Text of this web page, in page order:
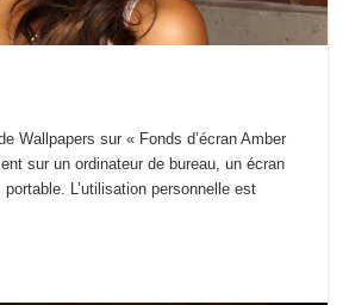
Wallpapers sur « Fonds d’écran Amber
sur un ordinateur de bureau, un écran
L’utilisation personnelle est